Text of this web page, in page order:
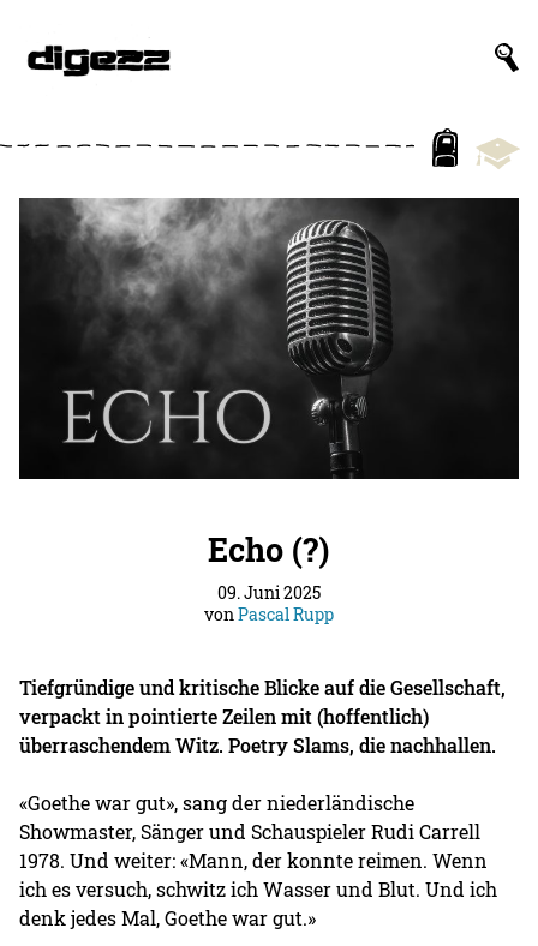
Echo (?)
09. Juni 2025
vonPascal Rupp
Tiefgründige und kritische Blicke auf die Gesellschaft,
verpackt in pointierte Zeilen mit (hoffentlich)
überraschendem Witz. Poetry Slams, die nachhallen.
«Goethe war gut», sang der niederländische
Showmaster, Sänger und Schauspieler Rudi Carrell
1978. Und weiter: «Mann, der konnte reimen. Wenn
ich es versuch, schwitz ich Wasser und Blut. Und ich
denk jedes Mal, Goethe war gut.»